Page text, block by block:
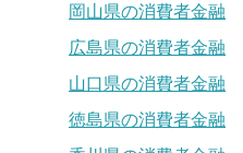
岡山県の消費者金融
広島県の消費者金融
山口県の消費者金融
徳島県の消費者金融